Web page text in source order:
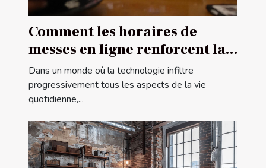
Comment les horaires de
messes en ligne renforcent la
communauté religieuse
Dans un monde où la technologie infiltre
progressivement tous les aspects de la vie
quotidienne,...